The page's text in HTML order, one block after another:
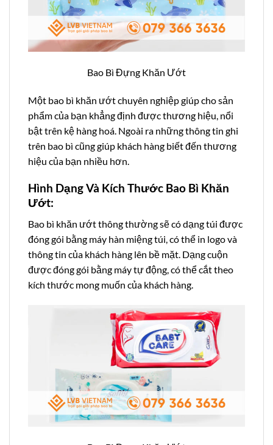
Bao Bì Đựng Khăn Ướt
Một bao bì khăn ướt chuyên nghiệp giúp cho sản
phẩm của bạn khẳng định được thương hiệu, nổi
bật trên kệ hàng hoá. Ngoài ra những thông tin ghi
trên bao bì cũng giúp khách hàng biết đến thương
hiệu của bạn nhiều hơn.
Hình Dạng Và Kích Thước Bao Bì Khăn
Ướt:
Bao bì khăn ướt thông thường sẽ có dạng túi được
đóng gói bằng máy hàn miệng túi, có thể in logo và
thông tin của khách hàng lên bề mặt. Dạng cuộn
được đóng gói bằng máy tự động, có thể cắt theo
kích thước mong muốn của khách hàng.